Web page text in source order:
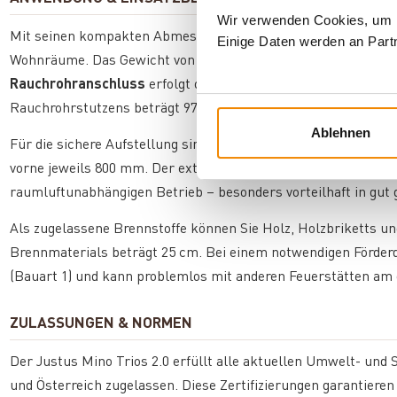
Wir verwenden Cookies,
Einige Daten werden an
Ablehnen
Mit seinen kompakten Abmessungen von 1067 x 458 x 458
Wohnräume. Das Gewicht von 139 kg erfordert einen
Rauchrohranschluss erfolgt oben mit einem Durchmesser
Rauchrohrstutzens beträgt 972 mm.
Für die sichere Aufstellung sind
vorne jeweils 800 mm. Der externe
raumluftunabhängigen Betrieb – besonders vorteilhaft in gut
Als zugelassene Brennstoffe können Sie Holz, Holzbriketts
Brennmaterials beträgt 25 cm. Bei einem notwendigen
(Bauart 1) und kann problemlos mit anderen Feuerstätten
ZULASSUNGEN & NORMEN
Der Justus Mino Trios 2.0 erfüllt alle aktuellen Umwelt- und
und Österreich zugelassen. Diese Zertifizierungen